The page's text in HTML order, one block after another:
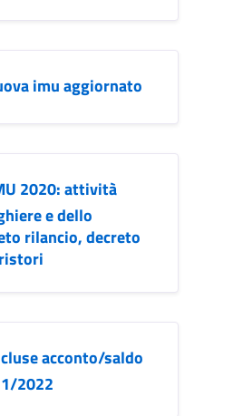
imu aggiornato
2020: attività
e dello
rilancio, decreto
acconto/saldo
2022